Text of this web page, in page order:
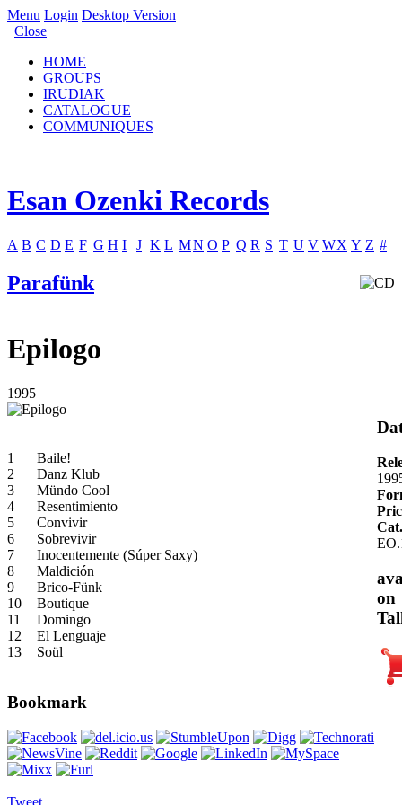
Menu Login Desktop Version
Close
HOME
GROUPS
IRUDIAK
CATALOGUE
COMMUNIQUES
Esan Ozenki Records
A B C D E F G H I J K L MN O P Q R S T U V WX Y Z #
Parafünk
Epilogo
1995
1
Baile!
2
Danz Klub
3
Mündo Cool
4
Resentimiento
5
Convivir
6
Sobrevivir
7
Inocentemente (Súper Saxy)
8
Maldición
9
Brico-Fünk
10
Boutique
11
Domingo
12
El Lenguaje
13
Soül
Bookmark
on